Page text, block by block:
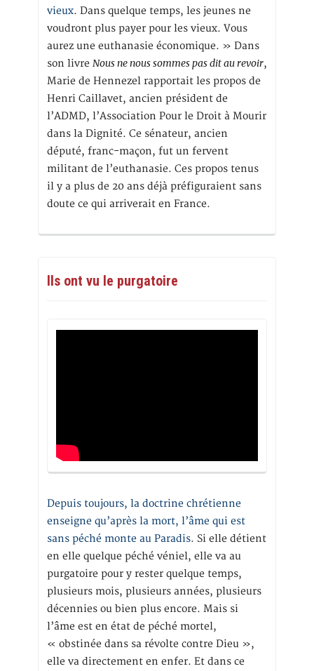
vieux. Dans quelque temps, les jeunes ne
voudront plus payer pour les vieux. Vous
aurez une euthanasie économique. » Dans
son livre Nous ne nous sommes pas dit au revoir,
Marie de Hennezel rapportait les propos de
Henri Caillavet, ancien président de
l’ADMD, l’Association Pour le Droit à Mourir
dans la Dignité. Ce sénateur, ancien
député, franc-maçon, fut un fervent
militant de l’euthanasie. Ces propos tenus
il y a plus de 20 ans déjà préfiguraient sans
doute ce qui arriverait en France.
Ils ont vu le purgatoire
Depuis toujours, la doctrine chrétienne
enseigne qu’après la mort, l’âme qui est
sans péché monte au Paradis. Si elle détient
en elle quelque péché véniel, elle va au
purgatoire pour y rester quelque temps,
plusieurs mois, plusieurs années, plusieurs
décennies ou bien plus encore. Mais si
l’âme est en état de péché mortel,
« obstinée dans sa révolte contre Dieu »,
elle va directement en enfer. Et dans ce